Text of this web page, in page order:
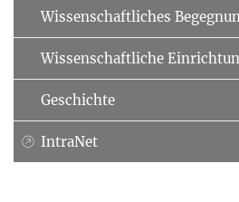
Wissenschaftliches
Wissenschaftliche
Geschichte
IntraNet